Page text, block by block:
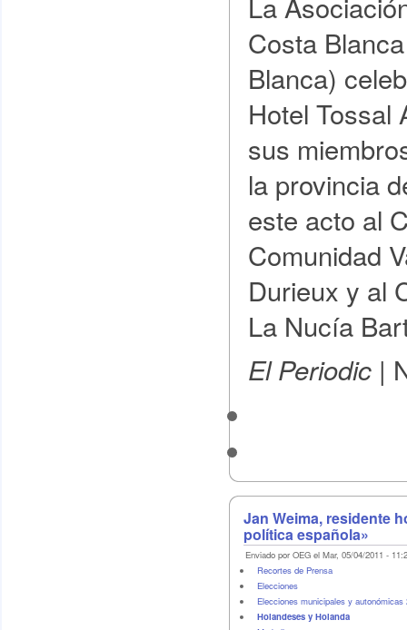
Costa
Blanca)
Hotel Tossal
sus
la provincia
este acto al
Comunidad
Durieux y al
La Nucía
El Periodic |
Jan Weima, residente
política española»
Enviado por OEG el Mar, 05/04/2011 -
Recortes de Prensa
Elecciones
Elecciones municipales y autonómicas
Holandeses y Holanda